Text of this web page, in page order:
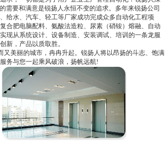
需要和满意是锐扬人永恒不变的追求。多年来锐扬公司
给水、汽车、轻工等厂家成功完成众多自动化工程项
合肥电脑配料、氨酸法造粒、尿素（硝铵）熔融、自动
现从系统设计、设备制造、安装调试、培训的一条龙服
新，产品以质取胜。
美丽的城市，冉冉升起。锐扬人将以昂扬的斗志、饱满
务与您一起乘风破浪，扬帆远航!